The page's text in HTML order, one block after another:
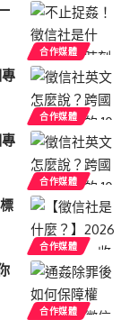
合作媒體
合作媒體
合作媒體
合作媒體
合作媒體